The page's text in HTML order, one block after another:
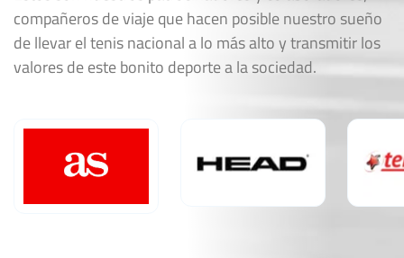
compañeros de viaje que hacen posible nuestro sueño
de llevar el tenis nacional a lo más alto y transmitir los
valores de este bonito deporte a la sociedad.